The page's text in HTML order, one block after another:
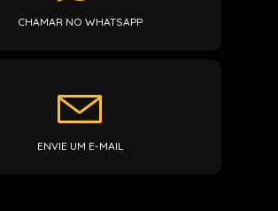
CHAMAR NO WHATSAPP
ENVIE UM E-MAIL